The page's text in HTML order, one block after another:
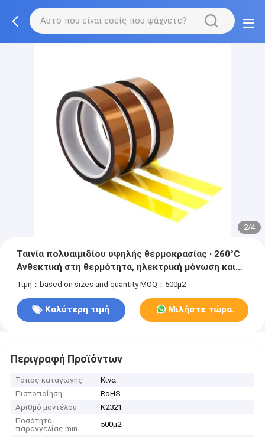
2/4
Ταινία πολυαιμιδίου υψηλής θερμοκρασίας ∙ 260°C
Ανθεκτική στη θερμότητα, ηλεκτρική μόνωση και
κάλυψη PCB για συγκόλληση
Τιμή：based on sizes and quantity MOQ：500μ2
Καλύτερη τιμή Μιλήστε τώρα.
Περιγραφή Προϊόντων
Τόπος καταγωγής
Κίνα
Πιστοποίηση
RoHS
Αριθμό μοντέλου
Κ2321
Ποσότητα
παραγγελίας min
500μ2